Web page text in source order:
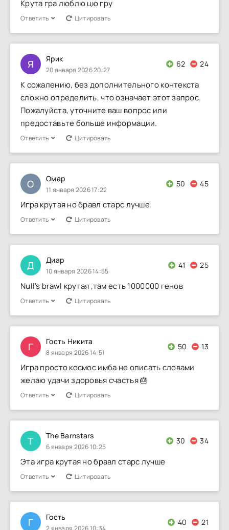
Крута гра люблю цю гру
Ответить Цитировать
Я Ярик
20 января 2026 20:27
62 24
К сожалению, без дополнительного контекста
сложно определить, что означает этот запрос.
Пожалуйста, уточните ваш вопрос или
предоставьте больше информации.
Ответить Цитировать
О Омар
11 января 2026 17:22
50 45
Игра крутая но бравл старс лучше
Ответить Цитировать
Д Диар
10 января 2026 14:55
41 25
Null's brawl крутая ,там есть 1000000 генов
Ответить Цитировать
Г Гость Никита
8 января 2026 14:51
50 13
Игра просто космос имба не описать словами
желаю удачи здоровья счастья 🎂
Ответить Цитировать
T The Barnstars
6 января 2026 10:25
30 34
Эта игра крутая но бравл старс лучше
Ответить Цитировать
Г Гость
2 января 2026 10:34
40 21